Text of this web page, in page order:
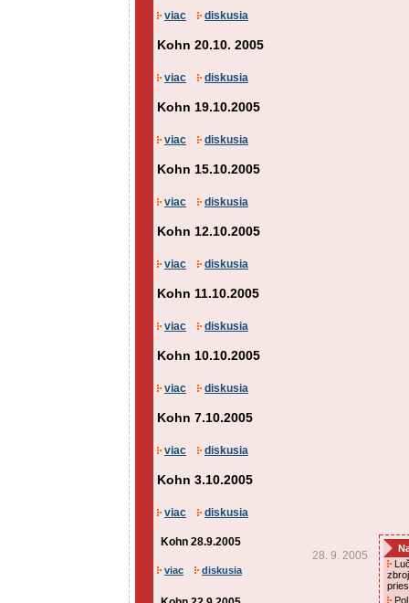
viac diskusia
Kohn 20.10. 2005
viac diskusia
Kohn 19.10.2005
viac diskusia
Kohn 15.10.2005
viac diskusia
Kohn 12.10.2005
viac diskusia
Kohn 11.10.2005
viac diskusia
Kohn 10.10.2005
viac diskusia
Kohn 7.10.2005
viac diskusia
Kohn 3.10.2005
viac diskusia
Kohn 28.9.2005
28. 9. 2005
viac diskusia